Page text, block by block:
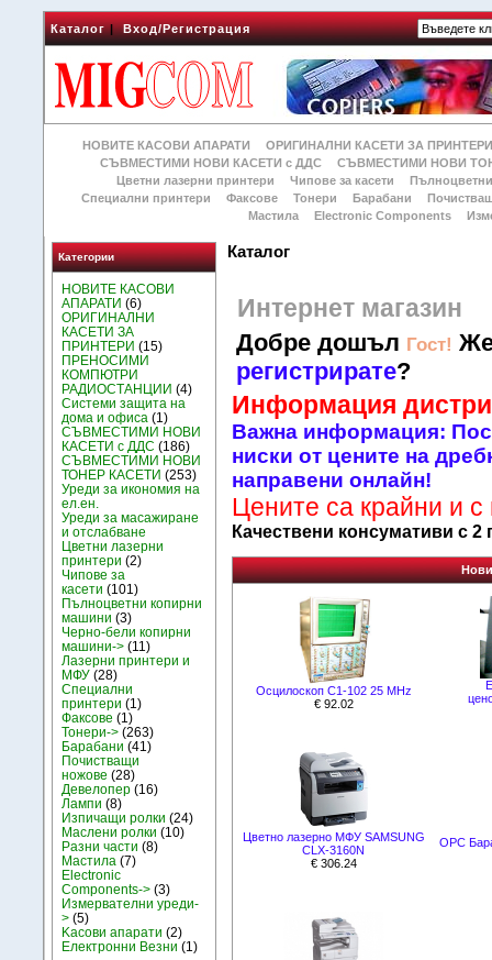
Каталог|Вход/Регистрация
НОВИТЕ КАСОВИ АПАРАТИ
ОРИГИНАЛНИ КАСЕТИ ЗА
СЪВМЕСТИМИ НОВИ КАСЕТИ с ДДС
СЪВМЕСТИМИ НОВИ
Цветни лазерни принтери
Чипове за касети
Специални принтери
Факсове Тонери Барабани
Мастила
Electronic Components
Категории
НОВИТЕ КАСОВИ
АПАРАТИ (6)
ОРИГИНАЛНИ
КАСЕТИ ЗА
ПРИНТЕРИ (15)
ПРЕНОСИМИ
КОМПЮТРИ
РАДИОСТАНЦИИ (4)
Системи защита на
дома и офиса (1)
СЪВМЕСТИМИ НОВИ
КАСЕТИ с ДДС (186)
СЪВМЕСТИМИ НОВИ
ТОНЕР КАСЕТИ (253)
Уреди за икономия на
ел.ен.
Уреди за масажиране
и отслабване
Цветни лазерни
принтери (2)
Чипове за
касети (101)
Пълноцветни копирни
машини (3)
Черно-бели копирни
машини-> (11)
Лазерни принтери и
МФУ (28)
Специални
принтери (1)
Факсове (1)
Тонери-> (263)
Барабани (41)
Почистващи
ножове (28)
Девелопер (16)
Лампи (8)
Изпичащи ролки (24)
Маслени ролки (10)
Разни части (8)
Мастила (7)
Electronic
Components-> (3)
Измервателни уреди-
> (5)
Kасови апарати (2)
Електронни Везни (1)
Каталог
Интернет магазин
Добре дошъл Гост!
регистрирате?
Информация
Важна информация:
ниски от цените на
направени онлайн!
Цените са крайни и
Качествени консумативи с 2
Осцилоскоп С1-102 25 MHz
€ 92.02
Цветно лазерно МФУ SAMSUNG
CLX-3160N
€ 306.24
OPC